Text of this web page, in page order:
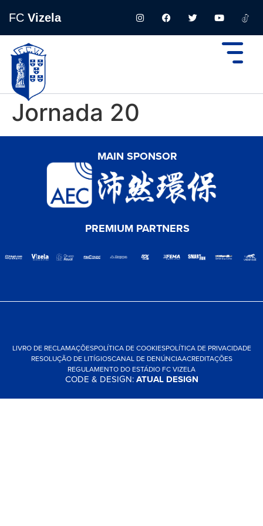
FC Vizela
Jornada 20
MAIN SPONSOR
PREMIUM PARTNERS
LIVRO DE RECLAMAÇÕESPOLÍTICA DE COOKIESPOLÍTICA DE PRIVACIDADE
RESOLUÇÃO DE LITÍGIOSCANAL DE DENÚNCIAACREDITAÇÕES
REGULAMENTO DO ESTÁDIO FC VIZELA
CODE & DESIGN:ATUAL DESIGN